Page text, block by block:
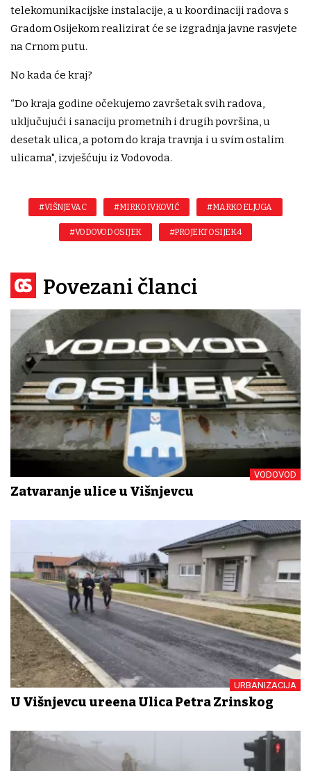
telekomunikacijske instalacije, a u koordinaciji radova s
Gradom Osijekom realizirat će se izgradnja javne rasvjete
na Crnom putu.
No kada će kraj?
“Do kraja godine očekujemo završetak svih radova,
uključujući i sanaciju prometnih i drugih površina, u
desetak ulica, a potom do kraja travnja i u svim ostalim
ulicama", izvješćuju iz Vodovoda.
#VIŠNJEVAC #MIRKO IVKOVIĆ #MARKO ELJUGA
#VODOVOD OSIJEK #PROJEKT OSIJEK 4
Povezani članci
VODOVOD
Zatvaranje ulice u Višnjevcu
URBANIZACIJA
U Višnjevcu uređena Ulica Petra Zrinskog